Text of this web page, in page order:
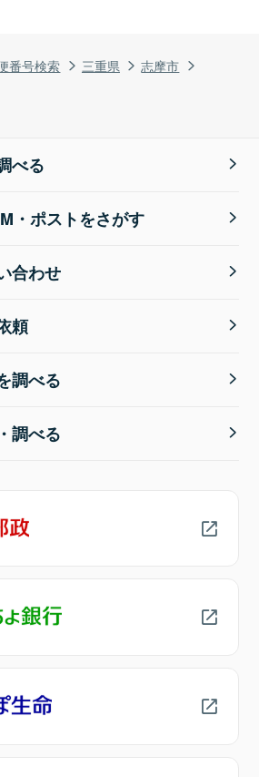
番号検索 三重県
志摩市
べる
・ポストをさがす
合わせ
頼
調べる
調べる